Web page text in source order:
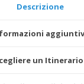
Descrizione
un